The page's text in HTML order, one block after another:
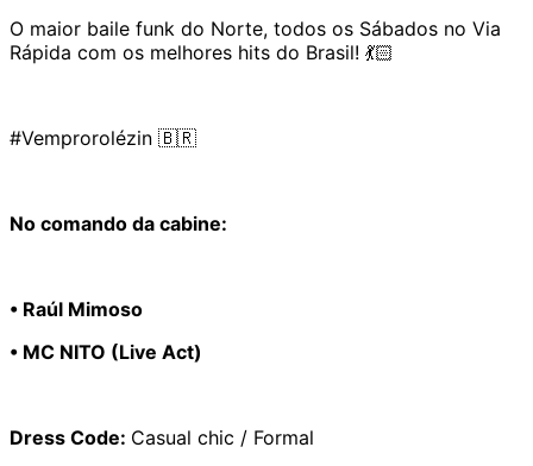
O maior baile funk do Norte, todos os Sábados no Via
Rápida com os melhores hits do Brasil! 💃🏻
#Vemprorolézin 🇧🇷
No comando da cabine:
• Raúl Mimoso
• MC NITO (Live Act)
Dress Code: Casual chic / Formal